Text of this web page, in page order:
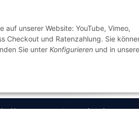
auf unserer Website: YouTube, Vimeo,
Checkout und Ratenzahlung. Sie
Sie unter Konfigurieren und in
Wir versenden
byecomDATA LiteSpeed Cache